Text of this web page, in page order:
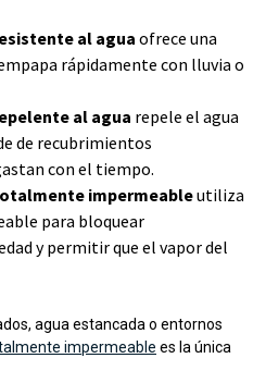
al aguaofrece una
rápidamente con lluvia o
al agua repele el agua
de recubrimientos
con el tiempo.
impermeableutiliza
para bloquear
y permitir que el vapor del
agua estancada o entornos
impermeable es la única